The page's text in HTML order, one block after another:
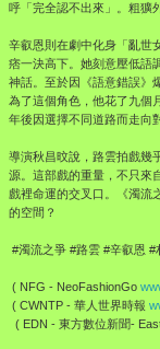
呼「完全認不出來」。粗獷
辛叡恩則在劇中化身「亂世
痞一決高下。她刻意壓低語
神話。至於因《語意錯誤》
為了這個角色，他花了九個
年後因選擇不同道路而走向
導演秋昌旼說，路雲拍戲幾
源。這部戲的重量，不只來
戲裡命運的交叉口。《濁流
的空間？
#濁流之爭 #路雲 #辛叡恩 #
( NFG - NeoFashionGo
( CWNTP - 華人世界時報
( EDN - 東方數位新聞-